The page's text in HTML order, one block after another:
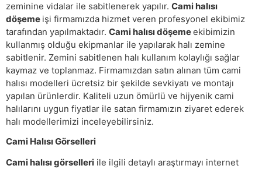
zeminine vidalar ile sabitlenerek yapılır. Cami halısı
döşeme işi firmamızda hizmet veren profesyonel ekibimiz
tarafından yapılmaktadır. Cami halısı döşemeekibimizin
kullanmış olduğu ekipmanlar ile yapılarak halı zemine
sabitlenir. Zemini sabitlenen halı kullanım kolaylığı sağlar
kaymaz ve toplanmaz. Firmamızdan satın alınan tüm cami
halısı modelleri ücretsiz bir şekilde sevkiyatı ve montajı
yapılan ürünlerdir. Kaliteli uzun ömürlü ve hijyenik cami
halılarını uygun fiyatlar ile satan firmamızın ziyaret ederek
halı modellerimizi inceleyebilirsiniz.
Cami Halısı Görselleri
Cami halısı görselleri ile ilgili detaylı araştırmayı internet